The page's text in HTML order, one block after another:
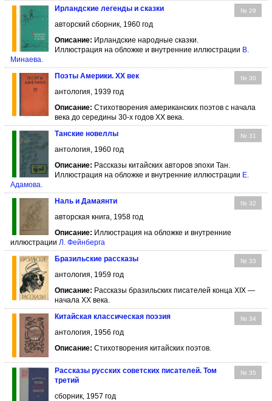
№ 29
Ирландские легенды и сказки
авторский сборник, 1960 год
Описание: Ирландские народные сказки.
Иллюстрация на обложке и внутренние иллюстрации В.
Минаева.
№ 30
Поэты Америки. XX век
антология, 1939 год
Описание: Стихотворения американских поэтов с начала
века до середины 30-х годов XX века.
№ 31
Танские новеллы
антология, 1960 год
Описание: Рассказы китайских авторов эпохи Тан.
Иллюстрация на обложке и внутренние иллюстрации Е.
Адамова.
№ 32
Наль и Дамаянти
авторская книга, 1958 год
Описание: Иллюстрация на обложке и внутренние
иллюстрации Л. Фейнберга
№ 33
Бразильские рассказы
антология, 1959 год
Описание: Рассказы бразильских писателей конца XIX —
начала XX века.
№ 34
Китайская классическая поэзия
антология, 1956 год
Описание: Стихотворения китайских поэтов.
№ 35
Рассказы русских советских писателей. Том
третий
сборник, 1957 год